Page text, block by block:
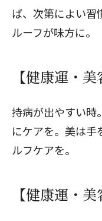
ば、次第によい習
ルーフが味方に。
【健康運・
持病が出やすい時
にケアを。美は手
ルフケアを。
【健康運・